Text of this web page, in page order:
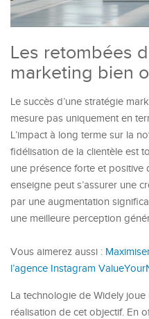
Les retombées
marketing bien
Le succès d’une stratégie
mesure pas uniquement en
L’impact à long terme sur la
fidélisation de la clientèle est
une présence forte et positive
enseigne peut s’assurer une
par une augmentation
une meilleure perception
Vous aimerez aussi :
l’agence Instagram
La technologie de Widely
réalisation de cet objectif. En